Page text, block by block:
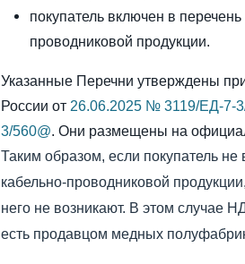
покупатель включен в
проводниковой продукции.
Указанные Перечни утверждены
России от 26.06.2025 № 3119/ЕД-7-
3/560@ . Они размещены на
Таким образом, если покупатель
кабельно-проводниковой
него не возникают. В этом случае
есть продавцом медных